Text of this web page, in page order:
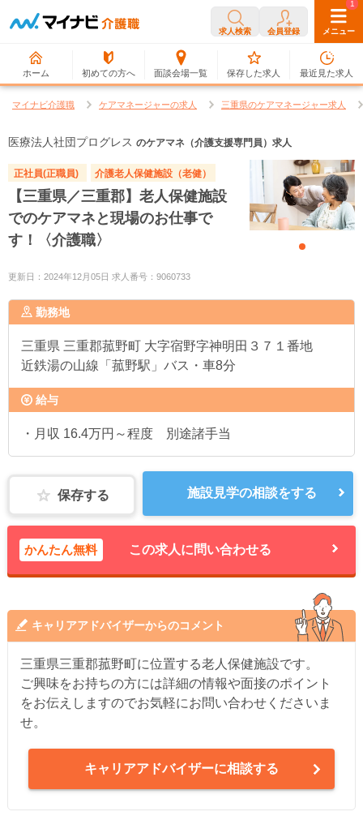
求人検索 会員登録 メニュー
ホーム 初めての方へ 面談会場一覧
0
保存した求人
1
最近見た求人
マイナビ介護職 ケアマネージャーの求人 三重県のケアマネージャー求人
医療法人社団プログレス のケアマネ（介護支援専門員）求人
正社員(正職員) 介護老人保健施設（老健）
【三重県／三重郡】老人保健施設
でのケアマネと現場のお仕事で
す！〈介護職〉
更新日：2024年12月05日 求人番号：9060733
勤務地
三重県 三重郡菰野町 大字宿野字神明田３７１番地
近鉄湯の山線「菰野駅」バス・車8分
給与
・月収 16.4万円～程度 別途諸手当
保存する 施設見学の相談をする
かんたん無料 この求人に問い合わせる
キャリアアドバイザーからのコメント
三重県三重郡菰野町に位置する老人保健施設です。
ご興味をお持ちの方には詳細の情報や面接のポイント
をお伝えしますのでお気軽にお問い合わせくださいま
せ。
キャリアアドバイザーに相談する